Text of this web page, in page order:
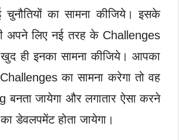
का सामना कीजिये। इसके
अपने लिए नई तरह के Challenges
ही इनका सामना कीजिये। आपका
का सामना करेगा तो वह
बनता जायेगा और लगातार ऐसा करने
डेवलपमेंट होता जायेगा।